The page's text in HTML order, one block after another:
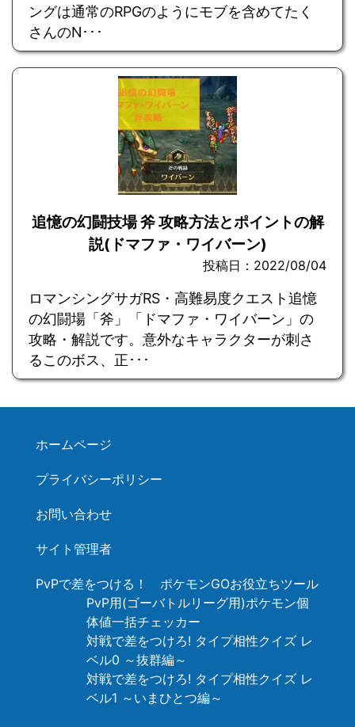
ングは通常のRPGのようにモブを含めてたく
さんのN･･･
追憶の幻闘技場 斧 攻略方法とポイントの解
説(ドマファ・ワイバーン)
投稿日：2022/08/04
ロマンシングサガRS・高難易度クエスト追憶
の幻闘場「斧」「ドマファ・ワイバーン」の
攻略・解説です。意外なキャラクターが刺さ
るこのボス、正･･･
ホームページ
プライバシーポリシー
お問い合わせ
サイト管理者
PvPで差をつける！ ポケモンGOお役立ちツール
PvP用(ゴーバトルリーグ用)ポケモン個
体値一括チェッカー
対戦で差をつけろ! タイプ相性クイズ レ
ベル0 ～抜群編～
対戦で差をつけろ! タイプ相性クイズ レ
ベル1 ～いまひとつ編～